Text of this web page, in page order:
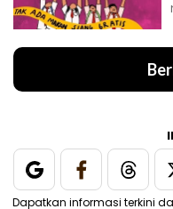
Dapatkan informasi terkini